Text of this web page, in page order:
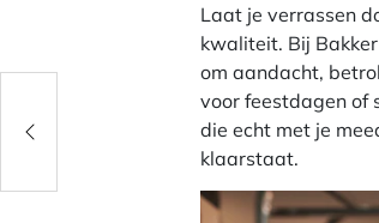
Laat je verrassen
kwaliteit. Bij
om aandacht,
voor feestdagen of
die echt met je
klaarstaat.